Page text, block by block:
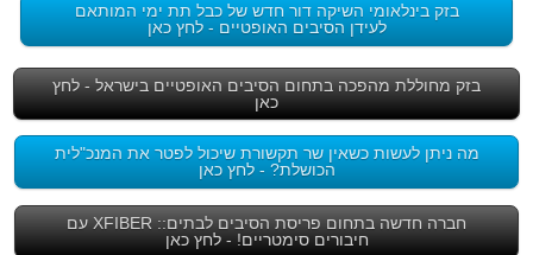
בזק בינלאומי השיקה דור חדש של כבל תת ימי המותאם
לעידן הסיבים האופטיים - לחץ כאן
בזק מחוללת מהפכה בתחום הסיבים האופטיים בישראל - לחץ
כאן
מה ניתן לעשות כשאין שר תקשורת שיכול לפטר את המנכ"לית
הכושלת? - לחץ כאן
חברה חדשה בתחום פריסת הסיבים לבתים:: XFIBER עם
חיבורים סימטריים! - לחץ כאן